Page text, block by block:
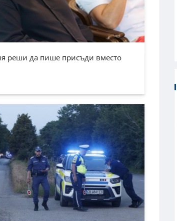
реши да пише присъди вместо